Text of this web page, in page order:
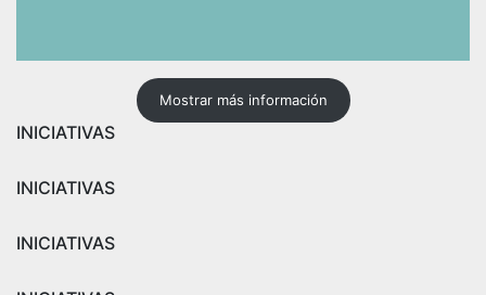
Mostrar más información
INICIATIVAS
INICIATIVAS
INICIATIVAS